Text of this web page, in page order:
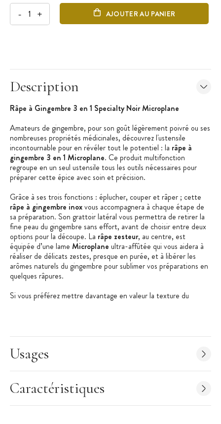
- + AJOUTER AU PANIER
Description
Râpe à Gingembre 3 en 1 Specialty Noir Microplane
Amateurs de gingembre, pour son goût légèrement poivré ou ses
nombreuses propriétés médicinales, découvrez l'ustensile
incontournable pour en révéler tout le potentiel : la râpe à
gingembre 3 en 1 Microplane. Ce produit multifonction
regroupe en un seul ustensile tous les outils nécessaires pour
préparer cette épice avec soin et précision.
Grâce à ses trois fonctions : éplucher, couper et râper ; cette
râpe à gingembre inoxvous accompagnera à chaque étape de
sa préparation. Son grattoir latéral vous permettra de retirer la
fine peau du gingembre sans effort, avant de choisir entre deux
options pour la découpe. La râpe zesteur, au centre, est
équipée d’une lame Microplane ultra-affûtée qui vous aidera à
réaliser de délicats zestes, presque en purée, et à libérer les
arômes naturels du gingembre pour sublimer vos préparations en
quelques râpures.
Si vous préférez mettre davantage en valeur la texture du
professionnel ou un passionné de cuisine, cet outil de
vos plats à un niveau supérieur.
Comme tous les produitsMicroplane, cetterâpe multifonction
bénéficie de la forte expérience d’une entreprise familiale
américaine reconnue, qui s’efforce de proposer des produits
toujours plus fiables pour vous simplifier la vie en cuisine !
Usages
Caractéristiques